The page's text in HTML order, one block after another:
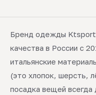
Бренд одежды Ktsport
качества в России с
итальянские
(это хлопок, шерсть,
посадка вещей